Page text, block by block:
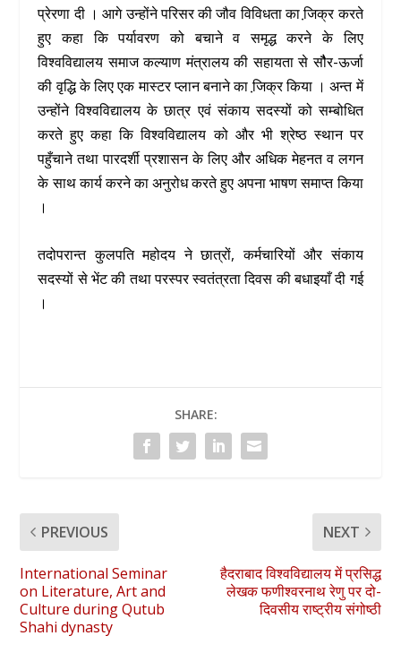
प्रेरणा दी । आगे उन्होंने परिसर की जौव विविधता का जि़क्र करते
हुए कहा कि पर्यावरण को बचाने व समृद्ध करने के लिए
विश्वविद्यालय समाज कल्याण मंत्रालय की सहायता से सौैर-ऊर्जा
की वृद्धि के लिए एक मास्टर प्लान बनाने का जि़क्र किया । अन्त में
उन्होंने विश्वविद्यालय के छात्र एवं संकाय सदस्यों को सम्बोधित
करते हुए कहा कि विश्वविद्यालय को और भी श्रेष्ठ स्थान पर
पहुँचाने तथा पारदर्शी प्रशासन के लिए और अधिक मेहनत व लगन
के साथ कार्य करने का अनुरोध करते हुए अपना भाषण समाप्त किया
।
तदोपरान्त कुलपति महोदय ने छात्रों, कर्मचारियों और संकाय
सदस्यों से भेंट की तथा परस्पर स्वतंत्रता दिवस की बधाइयाँ दी गई
।
SHARE:
PREVIOUS
International Seminar
on Literature, Art and
Culture during Qutub
Shahi dynasty
NEXT
हैदराबाद विश्वविद्यालय में प्रसिद्ध
लेखक फणीश्वरनाथ रेणु पर दो-
दिवसीय राष्ट्रीय संगोष्ठी